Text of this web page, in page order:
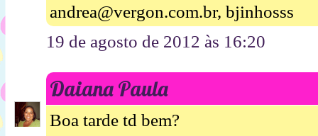
andrea@vergon.com.br, bjinhosss
19 de agosto de 2012 às 16:20
Daiana Paula
Boa tarde td bem?